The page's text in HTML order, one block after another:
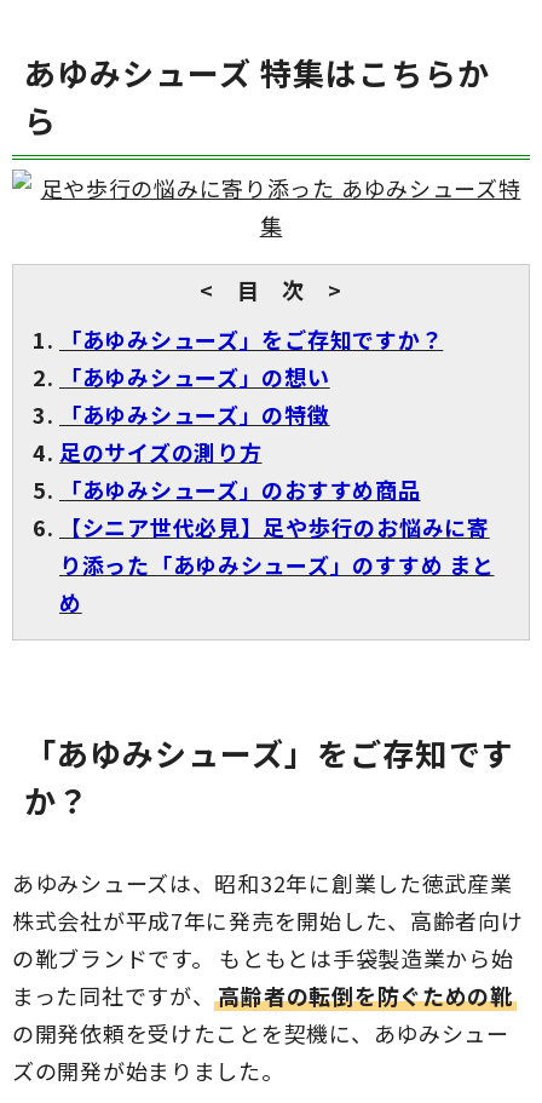
あゆみシューズ 特集はこちらか
ら
< 目 次 >
「あゆみシューズ」をご存知ですか？
「あゆみシューズ」の想い
「あゆみシューズ」の特徴
足のサイズの測り方
「あゆみシューズ」のおすすめ商品
【シニア世代必見】足や歩行のお悩みに寄
り添った「あゆみシューズ」のすすめ まと
め
「あゆみシューズ」をご存知です
か？
あゆみシューズは、昭和32年に創業した徳武産業
株式会社が平成7年に発売を開始した、高齢者向け
の靴ブランドです。 もともとは手袋製造業から始
まった同社ですが、高齢者の転倒を防ぐための靴
の開発依頼を受けたことを契機に、あゆみシュー
ズの開発が始まりました。